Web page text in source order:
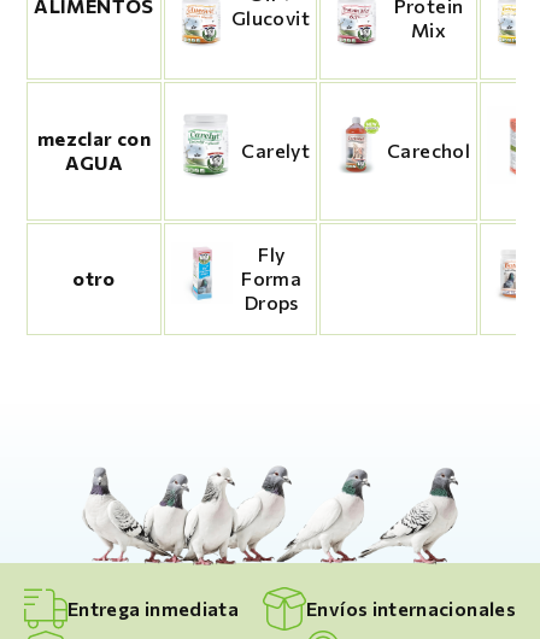
ALIMENTOS
Glucovit
Protein
Mix
mezclar con
AGUA
Carelyt Carechol
otro
Fly
Forma
Drops
Entrega inmediata
Envíos internacionales